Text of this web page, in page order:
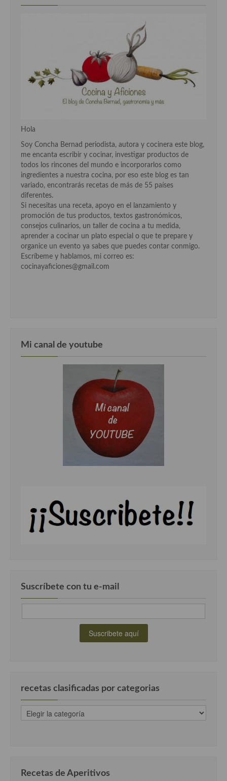
Cocina Griega
Cocina Italiana
Cocina Luxemburgo
Cocina Polaca
Cocina portuguesa
Cocina Rusa
Cocina Sueca
Cocina Suiza
Cocina Turca
Hola
Soy Concha Bernad periodista, autora y cocinera este blog,
me encanta escribir y cocinar, investigar productos de
todos los rincones del mundo e incorporarlos como
ingredientes a nuestra cocina, por eso este blog es tan
variado, encontrarás recetas de más de 55 países
diferentes.
Si necesitas una receta, apoyo en el lanzamiento y
promoción de tus productos, textos gastronómicos,
consejos culinarios, un taller de cocina a tu medida,
aprender a cocinar un plato especial o que te prepare y
organice un evento ya sabes que puedes contar conmigo.
Escríbeme y hablamos, mi correo es:
cocinayaficiones@gmail.com
Mi canal de youtube
Suscríbete con tu e-mail
recetas clasificadas por categorias
recetas
clasificadas
Recetas de Aperitivos